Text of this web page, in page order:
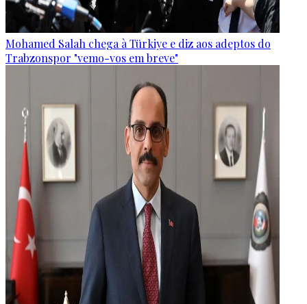
Mohamed Salah chega à Türkiye e diz aos adeptos do
Trabzonspor "vemo-vos em breve"